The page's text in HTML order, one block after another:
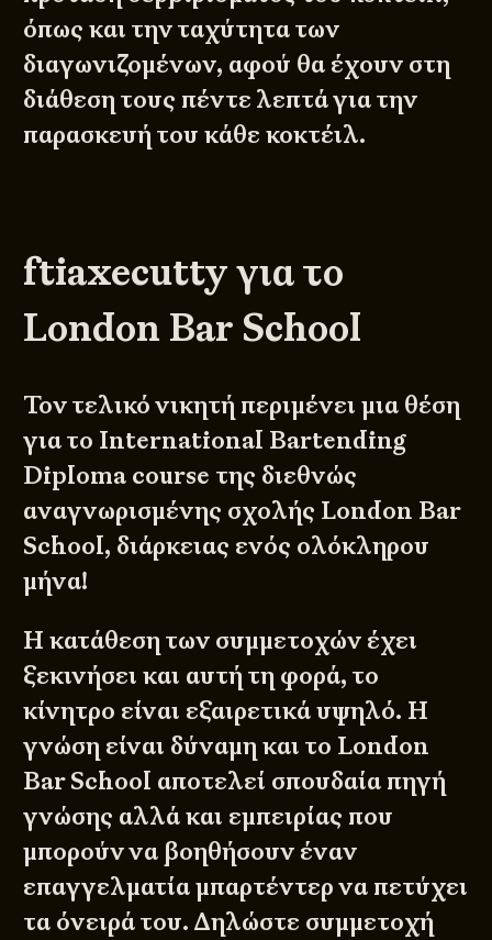
όπως και την ταχύτητα των
διαγωνιζομένων, αφού θα έχουν στη
διάθεση τους πέντε λεπτά για την
παρασκευή του κάθε κοκτέιλ.
ftiaxecutty για το
London Bar School
Τον τελικό νικητή περιμένει μια θέση
για το International Bartending
Diploma course της διεθνώς
αναγνωρισμένης σχολής London Bar
School, διάρκειας ενός ολόκληρου
μήνα!
Η κατάθεση των συμμετοχών έχει
ξεκινήσει και αυτή τη φορά, το
κίνητρο είναι εξαιρετικά υψηλό. Η
γνώση είναι δύναμη και το London
Bar School αποτελεί σπουδαία πηγή
γνώσης αλλά και εμπειρίας που
μπορούν να βοηθήσουν έναν
επαγγελματία μπαρτέντερ να πετύχει
τα όνειρά του. Δηλώστε συμμετοχή